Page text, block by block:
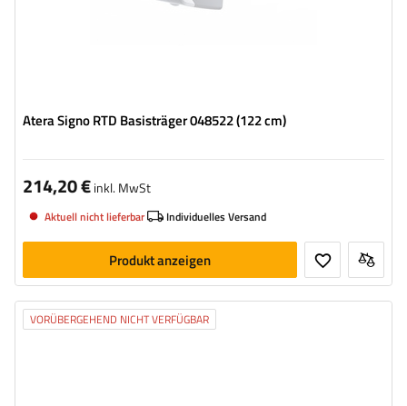
Atera Signo RTD Basisträger 048522 (122 cm)
214,20 €inkl. MwSt
Aktuell nicht lieferbar Individuelles Versand
Produkt anzeigen
VORÜBERGEHEND NICHT VERFÜGBAR